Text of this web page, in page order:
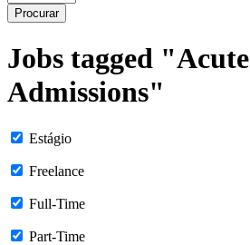
Procurar
Jobs tagged "Acute
Admissions"
Estágio
Freelance
Full-Time
Part-Time